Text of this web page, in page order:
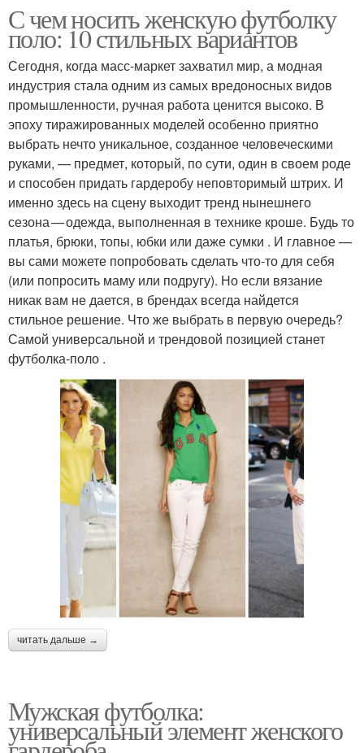
С чем носить женскую футболку
поло: 10 стильных вариантов
Сегодня, когда масс-маркет захватил мир, а модная
индустрия стала одним из самых вредоносных видов
промышленности, ручная работа ценится высоко. В
эпоху тиражированных моделей особенно приятно
выбрать нечто уникальное, созданное человеческими
руками, — предмет, который, по сути, один в своем роде
и способен придать гардеробу неповторимый штрих. И
именно здесь на сцену выходит тренд нынешнего
сезона — одежда, выполненная в технике кроше. Будь то
платья, брюки, топы, юбки или даже сумки . И главное —
вы сами можете попробовать сделать что-то для себя
(или попросить маму или подругу). Но если вязание
никак вам не дается, в брендах всегда найдется
стильное решение. Что же выбрать в первую очередь?
Самой универсальной и трендовой позицией станет
футболка‑поло .
читать дальше →
Мужская футболка:
универсальный элемент женского